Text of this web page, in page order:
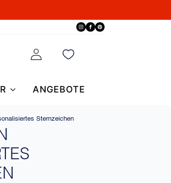
ANGEBOTE
Sternzeichen